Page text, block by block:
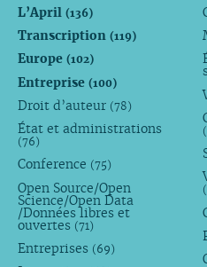
L’April (136)
Transcription (119)
Europe (102)
Entreprise (100)
Droit d’auteur (78)
État et administrations
(76)
Conference (75)
Open Source/Open
Science/Open Data
/Données libres et
ouvertes (71)
Entreprises (69)